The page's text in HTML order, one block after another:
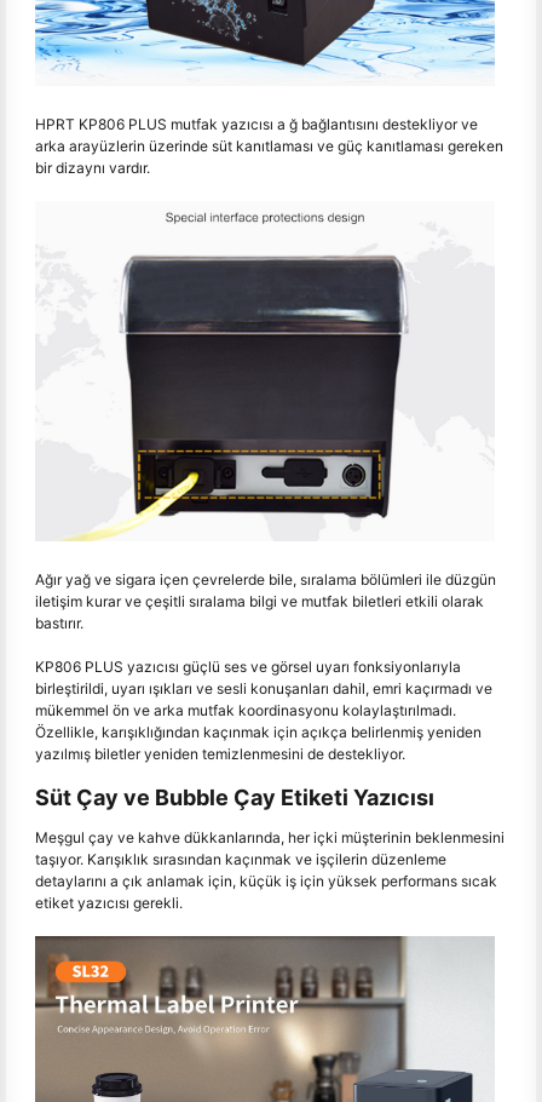
HPRT KP806 PLUS mutfak yazıcısı a ğ bağlantısını destekliyor ve
arka arayüzlerin üzerinde süt kanıtlaması ve güç kanıtlaması gereken
bir dizaynı vardır.
Ağır yağ ve sigara içen çevrelerde bile, sıralama bölümleri ile düzgün
iletişim kurar ve çeşitli sıralama bilgi ve mutfak biletleri etkili olarak
bastırır.
KP806 PLUS yazıcısı güçlü ses ve görsel uyarı fonksiyonlarıyla
birleştirildi, uyarı ışıkları ve sesli konuşanları dahil, emri kaçırmadı ve
mükemmel ön ve arka mutfak koordinasyonu kolaylaştırılmadı.
Özellikle, karışıklığından kaçınmak için açıkça belirlenmiş yeniden
yazılmış biletler yeniden temizlenmesini de destekliyor.
Süt Çay ve Bubble Çay Etiketi Yazıcısı
Meşgul çay ve kahve dükkanlarında, her içki müşterinin beklenmesini
taşıyor. Karışıklık sırasından kaçınmak ve işçilerin düzenleme
detaylarını a çık anlamak için, küçük iş için yüksek performans sıcak
etiket yazıcısı gerekli.